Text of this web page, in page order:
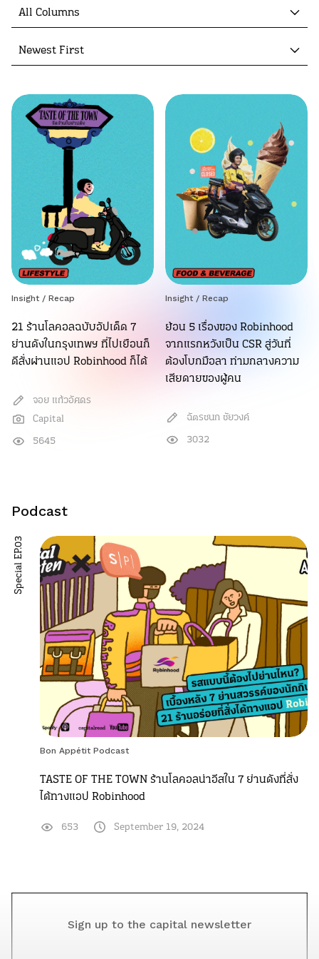
All Columns
Newest First
Insight / Recap
21 ร้านโลคอลฉบับอัปเด็ด 7
ย่านดังในกรุงเทพฯ ที่ไปเยือนก็
ดีสั่งผ่านแอป Robinhood ก็ได้
จอย แก้วอัศดร
Capital
5645
Insight / Recap
ย้อน 5 เรื่องของ Robinhood
จากแรกหวังเป็น CSR สู่วันที่
ต้องโบกมือลา ท่ามกลางความ
เสียดายของผู้คน
ฉัตรชนก ชัยวงค์
3032
Podcast
Bon Appétit Podcast
TASTE OF THE TOWN ร้านโลคอลน่าอีสใน 7 ย่านดังที่สั่ง
ได้ทางแอป Robinhood
Special EP.03
653 September 19, 2024
Sign up to the capital newsletter